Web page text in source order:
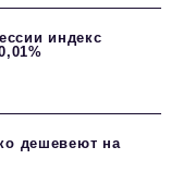
индекс
дешевеют на